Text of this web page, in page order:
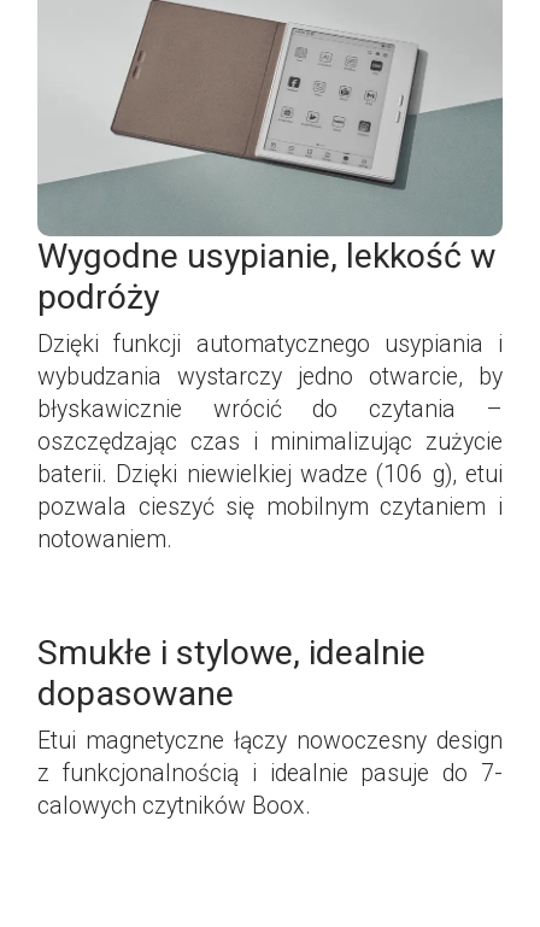
Wygodne usypianie, lekkość w
podróży
Dzięki funkcji automatycznego usypiania i
wybudzania wystarczy jedno otwarcie, by
błyskawicznie wrócić do czytania –
oszczędzając czas i minimalizując zużycie
baterii. Dzięki niewielkiej wadze (106 g), etui
pozwala cieszyć się mobilnym czytaniem i
notowaniem.
Smukłe i stylowe, idealnie
dopasowane
Etui magnetyczne łączy nowoczesny design
z funkcjonalnością i idealnie pasuje do 7-
calowych czytników Boox.